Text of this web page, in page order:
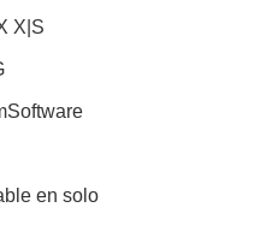
X|S
en solo